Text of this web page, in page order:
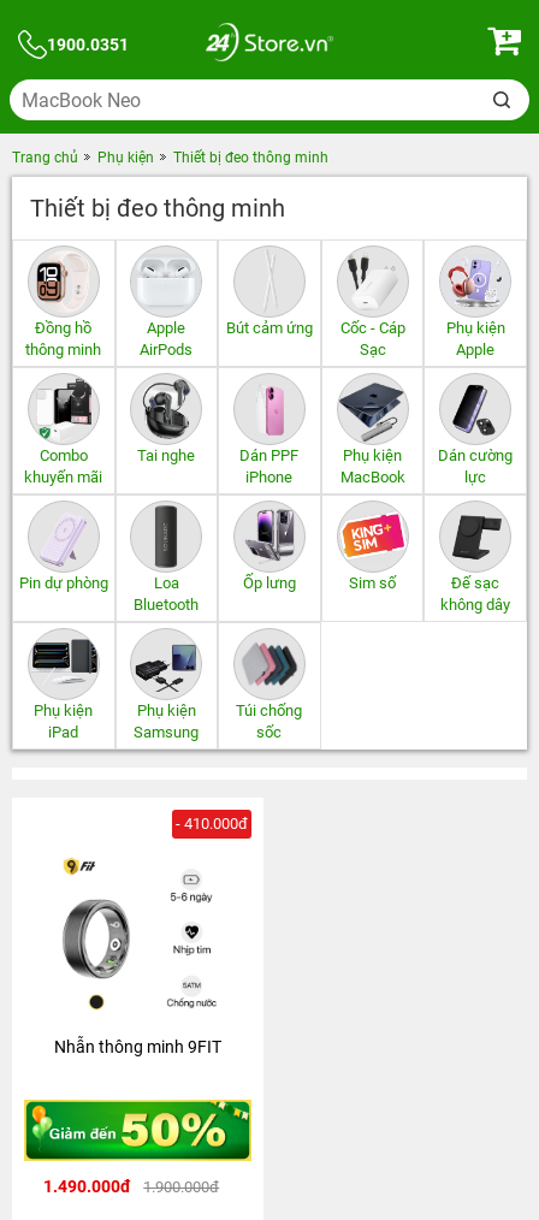
1900.0351
Trang chủ Phụ kiện Thiết bị đeo thông minh
Thiết bị đeo thông minh
Đồng hồ
thông minh
Apple
AirPods
Bút cảm ứng
Cốc - Cáp
Sạc
Phụ kiện
Apple
Combo
khuyến mãi
Tai nghe
Dán PPF
iPhone
Phụ kiện
MacBook
Dán cường
lực
Pin dự phòng
Loa
Bluetooth
Ốp lưng Sim số
Đế sạc
không dây
Phụ kiện
iPad
Phụ kiện
Samsung
Túi chống
sốc
- 410.000đ
Nhẫn thông minh 9FIT
1.490.000đ 1.900.000đ